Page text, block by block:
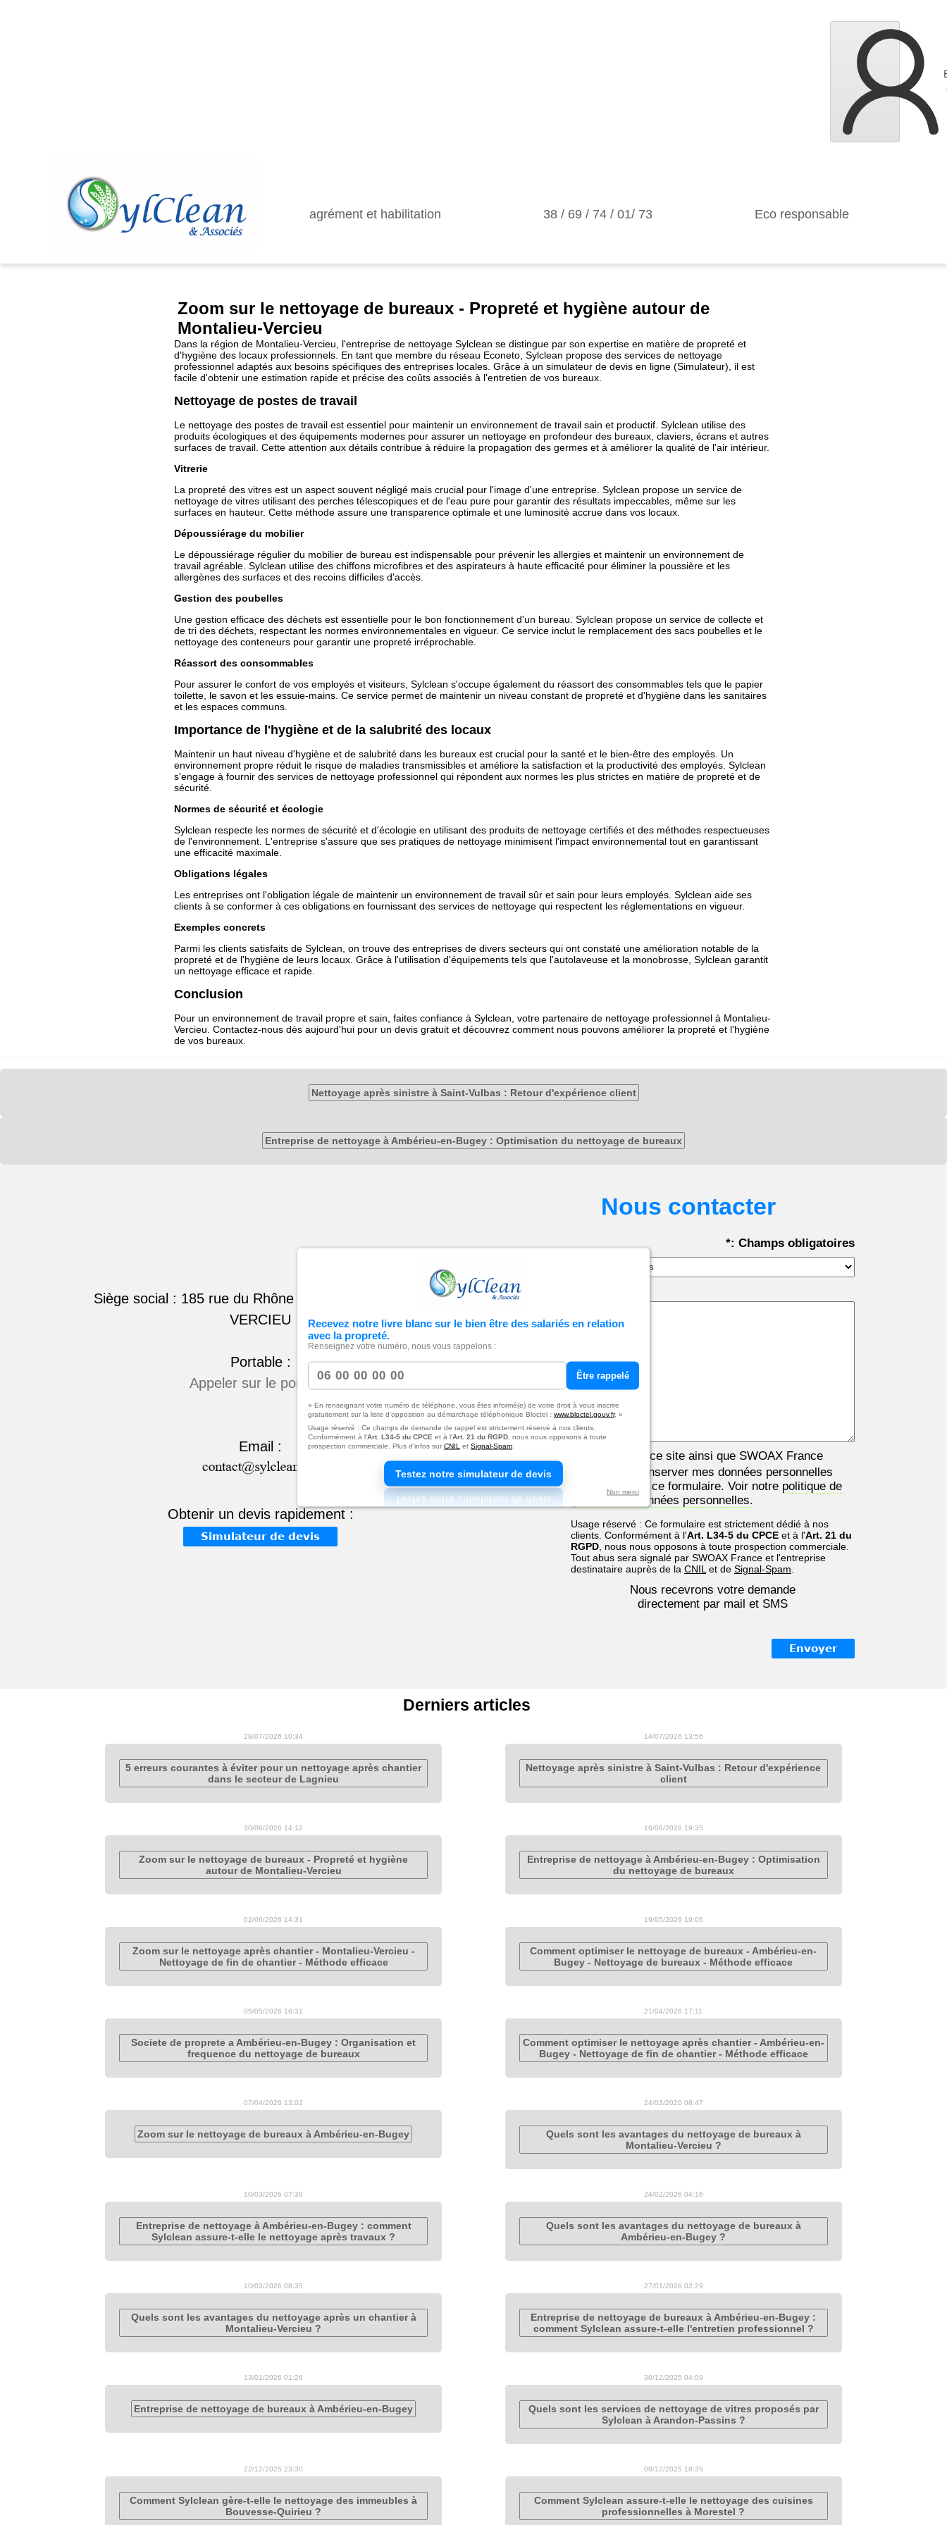
agrément et habilitation 38 / 69 / 74 / 01/ 73 Eco responsable
Recevez notre livre blanc sur le bien être des salariés en relation
avec la propreté.
Renseignez votre numéro, nous vous rappelons :
Être rappelé
« En renseignant votre numéro de téléphone, vous êtes informé(e) de votre droit à vous inscrire
gratuitement sur la liste d'opposition au démarchage téléphonique Bloctel : www.bloctel.gouv.fr. »
Usage réservé : Ce champs de demande de rappel est strictement réservé à nos clients.
Conformément à l'Art. L34-5 du CPCE et à l'Art. 21 du RGPD , nous nous opposons à toute
prospection commerciale. Plus d'infos sur CNIL et Signal-Spam
Testez notre simulateur de devis
Non merci
Zoom sur le nettoyage de bureaux - Propreté et hygiène autour de
Montalieu-Vercieu
Dans la région de Montalieu-Vercieu, l'entreprise de nettoyage Sylclean se distingue par son expertise en matière de propreté et
d'hygiène des locaux professionnels. En tant que membre du réseau Econeto, Sylclean propose des services de nettoyage
professionnel adaptés aux besoins spécifiques des entreprises locales. Grâce à un simulateur de devis en ligne (Simulateur), il est
facile d'obtenir une estimation rapide et précise des coûts associés à l'entretien de vos bureaux.
Nettoyage de postes de travail
Le nettoyage des postes de travail est essentiel pour maintenir un environnement de travail sain et productif. Sylclean utilise des
produits écologiques et des équipements modernes pour assurer un nettoyage en profondeur des bureaux, claviers, écrans et autres
surfaces de travail. Cette attention aux détails contribue à réduire la propagation des germes et à améliorer la qualité de l'air intérieur.
Vitrerie
La propreté des vitres est un aspect souvent négligé mais crucial pour l'image d'une entreprise. Sylclean propose un service de
nettoyage de vitres utilisant des perches télescopiques et de l'eau pure pour garantir des résultats impeccables, même sur les
surfaces en hauteur. Cette méthode assure une transparence optimale et une luminosité accrue dans vos locaux.
Dépoussiérage du mobilier
Le dépoussiérage régulier du mobilier de bureau est indispensable pour prévenir les allergies et maintenir un environnement de
travail agréable. Sylclean utilise des chiffons microfibres et des aspirateurs à haute efficacité pour éliminer la poussière et les
allergènes des surfaces et des recoins difficiles d'accès.
Gestion des poubelles
Une gestion efficace des déchets est essentielle pour le bon fonctionnement d'un bureau. Sylclean propose un service de collecte et
de tri des déchets, respectant les normes environnementales en vigueur. Ce service inclut le remplacement des sacs poubelles et le
nettoyage des conteneurs pour garantir une propreté irréprochable.
Réassort des consommables
Pour assurer le confort de vos employés et visiteurs, Sylclean s'occupe également du réassort des consommables tels que le papier
toilette, le savon et les essuie-mains. Ce service permet de maintenir un niveau constant de propreté et d'hygiène dans les sanitaires
et les espaces communs.
Importance de l'hygiène et de la salubrité des locaux
Maintenir un haut niveau d'hygiène et de salubrité dans les bureaux est crucial pour la santé et le bien-être des employés. Un
environnement propre réduit le risque de maladies transmissibles et améliore la satisfaction et la productivité des employés. Sylclean
s'engage à fournir des services de nettoyage professionnel qui répondent aux normes les plus strictes en matière de propreté et de
sécurité.
Normes de sécurité et écologie
Sylclean respecte les normes de sécurité et d'écologie en utilisant des produits de nettoyage certifiés et des méthodes respectueuses
de l'environnement. L'entreprise s'assure que ses pratiques de nettoyage minimisent l'impact environnemental tout en garantissant
une efficacité maximale.
Obligations légales
Les entreprises ont l'obligation légale de maintenir un environnement de travail sûr et sain pour leurs employés. Sylclean aide ses
clients à se conformer à ces obligations en fournissant des services de nettoyage qui respectent les réglementations en vigueur.
Exemples concrets
Parmi les clients satisfaits de Sylclean, on trouve des entreprises de divers secteurs qui ont constaté une amélioration notable de la
propreté et de l'hygiène de leurs locaux. Grâce à l'utilisation d'équipements tels que l'autolaveuse et la monobrosse, Sylclean garantit
un nettoyage efficace et rapide.
Conclusion
Pour un environnement de travail propre et sain, faites confiance à Sylclean, votre partenaire de nettoyage professionnel à Montalieu-
Vercieu. Contactez-nous dès aujourd'hui pour un devis gratuit et découvrez comment nous pouvons améliorer la propreté et l'hygiène
de vos bureaux.
Nettoyage après sinistre à Saint-Vulbas : Retour d'expérience client
Entreprise de nettoyage à Ambérieu-en-Bugey : Optimisation du nettoyage de bureaux
Siège social : 185 rue du Rhône 38390 MONTALIEU-
VERCIEU
Portable :
Appeler sur le portable
Email :
Obtenir un devis rapidement :
Simulateur de devis
Nous contacter
*: Champs obligatoires
message
J'autorise ce site ainsi que SWOAX France
(Econeto) à conserver mes données personnelles
transmises via ce formulaire. Voir notre politique de
gestion des données personnelles.
Usage réservé : Ce formulaire est strictement dédié à nos
clients. Conformément à l'Art. L34-5 du CPCEet à l'Art. 21 du
RGPD, nous nous opposons à toute prospection commerciale.
Tout abus sera signalé par SWOAX France et l'entreprise
destinataire auprès de la CNIL et de Signal-Spam
Nous recevrons votre demande
directement par mail et SMS
Derniers articles
28/07/2026 10:34
5 erreurs courantes à éviter pour un nettoyage après chantier
dans le secteur de Lagnieu
14/07/2026 13:56
Nettoyage après sinistre à Saint-Vulbas : Retour d'expérience
client
30/06/2026 14:12
Zoom sur le nettoyage de bureaux - Propreté et hygiène
autour de Montalieu-Vercieu
16/06/2026 19:35
Entreprise de nettoyage à Ambérieu-en-Bugey : Optimisation
du nettoyage de bureaux
02/06/2026 14:31
Zoom sur le nettoyage après chantier - Montalieu-Vercieu -
Nettoyage de fin de chantier - Méthode efficace
19/05/2026 19:06
Comment optimiser le nettoyage de bureaux - Ambérieu-en-
Bugey - Nettoyage de bureaux - Méthode efficace
05/05/2026 16:31
Societe de proprete a Ambérieu-en-Bugey : Organisation et
frequence du nettoyage de bureaux
21/04/2026 17:11
Comment optimiser le nettoyage après chantier - Ambérieu-en-
Bugey - Nettoyage de fin de chantier - Méthode efficace
07/04/2026 13:02
Zoom sur le nettoyage de bureaux à Ambérieu-en-Bugey
24/03/2026 08:47
Quels sont les avantages du nettoyage de bureaux à
Montalieu-Vercieu ?
10/03/2026 07:39
Entreprise de nettoyage à Ambérieu-en-Bugey : comment
Sylclean assure-t-elle le nettoyage après travaux ?
24/02/2026 04:16
Quels sont les avantages du nettoyage de bureaux à
Ambérieu-en-Bugey ?
10/02/2026 08:35
Quels sont les avantages du nettoyage après un chantier à
Montalieu-Vercieu ?
27/01/2026 02:29
Entreprise de nettoyage de bureaux à Ambérieu-en-Bugey :
comment Sylclean assure-t-elle l'entretien professionnel ?
13/01/2026 01:26
Entreprise de nettoyage de bureaux à Ambérieu-en-Bugey
30/12/2025 04:09
Quels sont les services de nettoyage de vitres proposés par
Sylclean à Arandon-Passins ?
22/12/2025 23:30
Comment Sylclean gère-t-elle le nettoyage des immeubles à
Bouvesse-Quirieu ?
08/12/2025 18:35
Comment Sylclean assure-t-elle le nettoyage des cuisines
professionnelles à Morestel ?